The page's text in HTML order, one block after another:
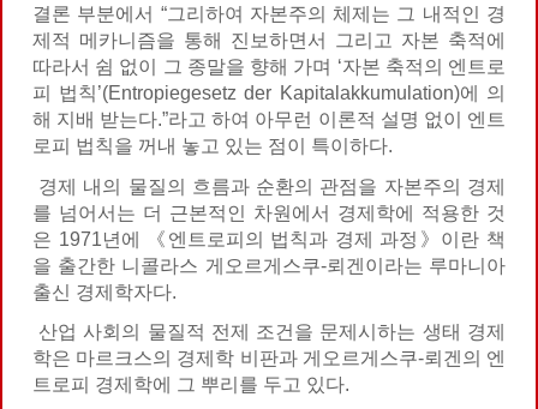
결론 부분에서 “그리하여 자본주의 체제는 그 내적인 경
제적 메카니즘을 통해 진보하면서 그리고 자본 축적에
따라서 쉼 없이 그 종말을 향해 가며 ‘자본 축적의 엔트로
피 법칙’(Entropiegesetz der Kapitalakkumulation)에 의
해 지배 받는다.”라고 하여 아무런 이론적 설명 없이 엔트
로피 법칙을 꺼내 놓고 있는 점이 특이하다.
경제 내의 물질의 흐름과 순환의 관점을 자본주의 경제
를 넘어서는 더 근본적인 차원에서 경제학에 적용한 것
은 1971년에 《엔트로피의 법칙과 경제 과정》이란 책
을 출간한 니콜라스 게오르게스쿠-뢰겐이라는 루마니아
출신 경제학자다.
산업 사회의 물질적 전제 조건을 문제시하는 생태 경제
학은 마르크스의 경제학 비판과 게오르게스쿠-뢰겐의 엔
트로피 경제학에 그 뿌리를 두고 있다.